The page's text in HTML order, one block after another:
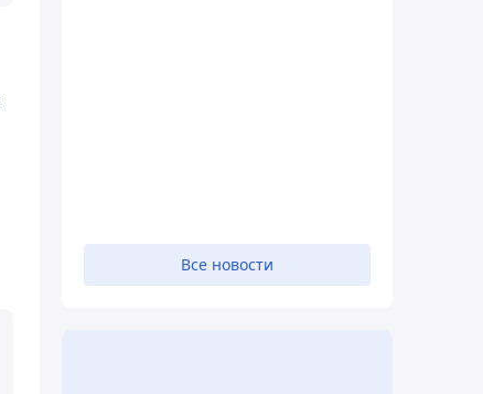
Все новости